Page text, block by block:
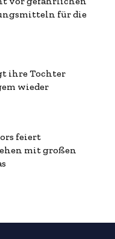
für die
ihre Tochter
wieder
feiert
mit großen